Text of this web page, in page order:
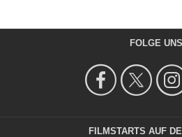
FOLGE UNS
FILMSTARTS AUF